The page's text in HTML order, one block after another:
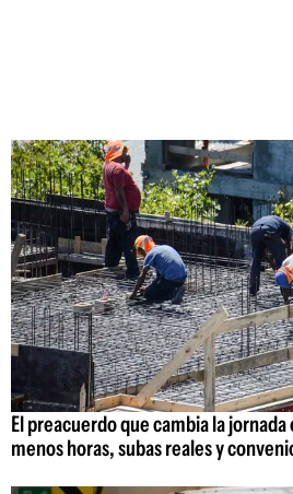
El preacuerdo que cambia la
menos horas, subas reales y